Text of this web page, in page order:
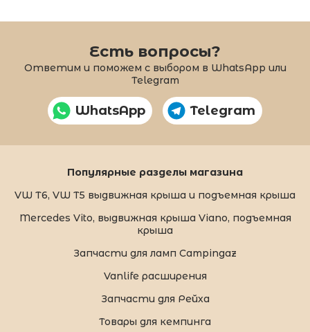
Есть вопросы?
Ответим и поможем с выбором в WhatsApp или
Telegram
WhatsApp Telegram
Популярные разделы магазина
VW T6, VW T5 выдвижная крыша и подъемная крыша
Mercedes Vito, выдвижная крыша Viano, подъемная
крыша
Запчасти для ламп Campingaz
Vanlife расширения
Запчасти для Рейха
Товары для кемпинга